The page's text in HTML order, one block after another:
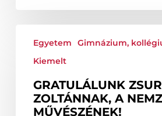
Zsuráfszky
Zoltánnak,
Nemzet
Művészének!
Egyetem Gimnázium,
Kiemelt
GRATULÁLUNK
ZOLTÁNNAK, A
MŰVÉSZÉNEK!